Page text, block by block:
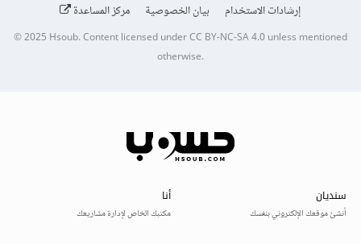
إرشادات الاستخدام
بيان الخصوصية مركز المساعدة
© 2025Hsoub.Content licensed underCC BY-NC-SA 4.0unless mentioned
otherwise.